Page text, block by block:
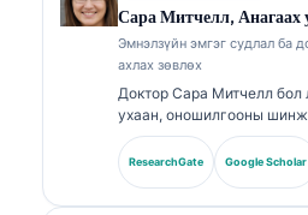
хяналтыг хэрэгжүүлдэг.
биомаркерын тайлбар
оношилгооны чиглэлээр
ухааны сэдвүүд дээр
Сара Митчелл, Анагаах
Эмнэлзүйн эмгэг судлал ба
ахлах зөвлөх
Доктор Сара Митчелл бол
ухаан, оношилгооны
туршлагатай, зөвлөлөөр
эмгэг судлаач (клиник
Тэрээр клиник химийн
ResearchGate Google Scholar